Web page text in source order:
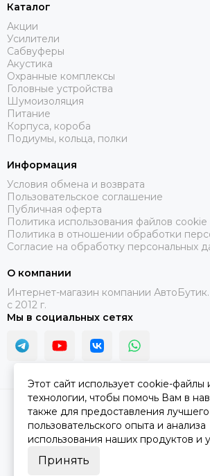
Каталог
Акции
Усилители
Сабвуферы
Акустика
Охранные комплексы
Головные устройства
Шумоизоляция
Питание
Корпуса, короба
Подиумы, кольца, полки
Информация
Условия обмена и возврата
Пользовательское соглашение
Публичная оферта
Политика использования файлов cookie
Политика в отношении обработки
Согласие на обработку персональных
О компании
Интернет-магазин компании
с 2012 г.
Мы в социальных сетях
2026 © АвтоБутик.Карта
Этот сайт использует cookie-файлы
технологии, чтобы помочь Вам в
также для предоставления лучшего
пользовательского опыта и анализа
использования наших продуктов и
Принять